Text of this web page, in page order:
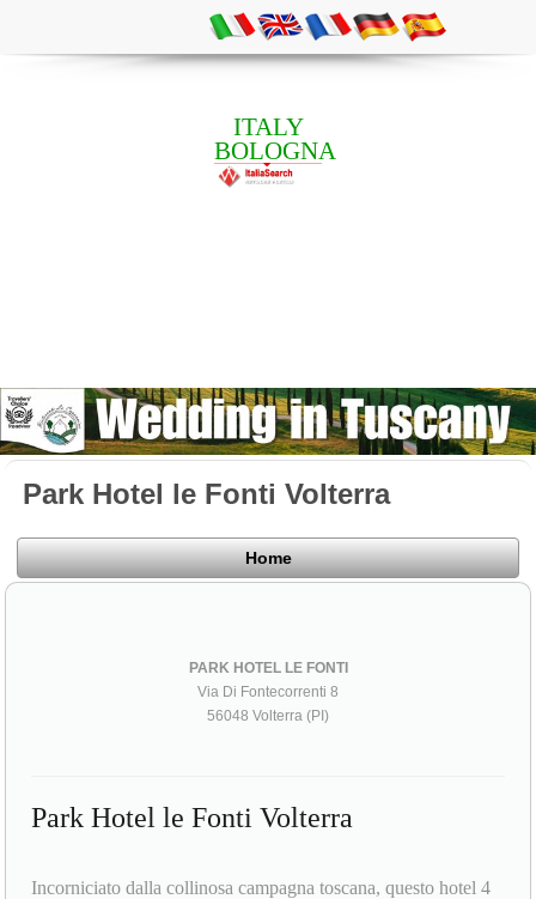
ITALY
BOLOGNA
Park Hotel le Fonti Volterra
Home
PARK HOTEL LE FONTI
Via Di Fontecorrenti 8
56048 Volterra (PI)
Park Hotel le Fonti Volterra
Incorniciato dalla collinosa campagna toscana, questo hotel 4